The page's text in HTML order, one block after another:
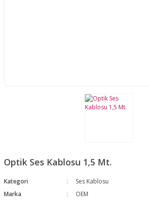
Optik Ses Kablosu 1,5 Mt.
Kategori
Ses Kablosu
Marka
OEM